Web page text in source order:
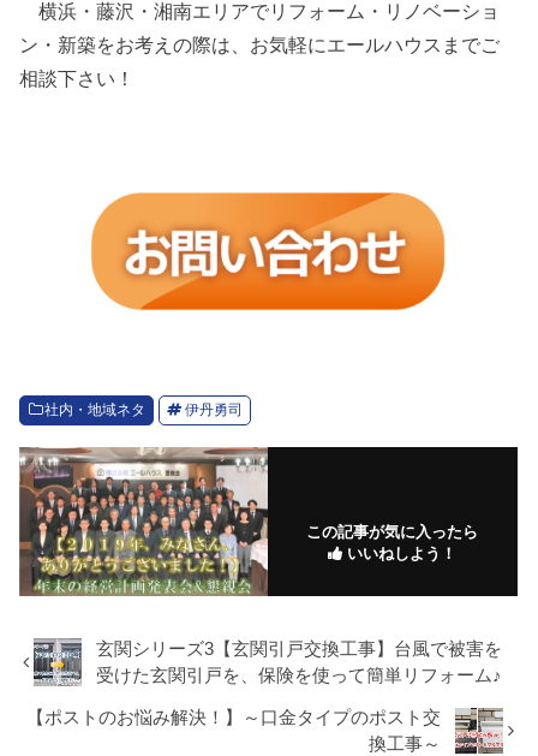
横浜・藤沢・湘南エリアでリフォーム・リノベーショ
ン・新築をお考えの際は、お気軽にエールハウスまでご
相談下さい！
社内・地域ネタ 伊丹勇司
この記事が気に入ったら
いいねしよう！
玄関シリーズ3【玄関引戸交換工事】台風で被害を
受けた玄関引戸を、保険を使って簡単リフォーム♪
【ポストのお悩み解決！】～口金タイプのポスト交
換工事～